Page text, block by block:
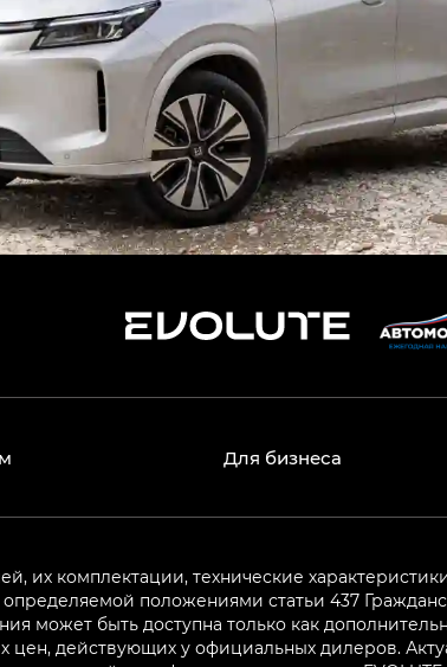
Для бизнеса
их комплектации, технические
положениями статьи 437
может быть доступна только как
цен, действующих у официальных дилеров.